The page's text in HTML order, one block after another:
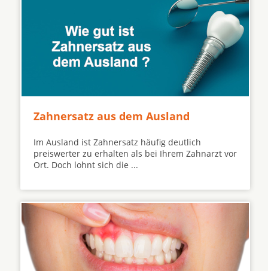
Zahnersatz aus dem Ausland
Im Ausland ist Zahnersatz häufig deutlich
preiswerter zu erhalten als bei Ihrem Zahnarzt vor
Ort. Doch lohnt sich die ...